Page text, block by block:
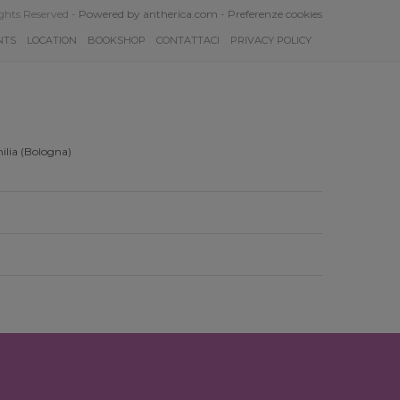
Reserved - Powered by antherica.com - Preferenze cookies
LOCATION BOOKSHOP CONTATTACI PRIVACY POLICY
(Bologna)